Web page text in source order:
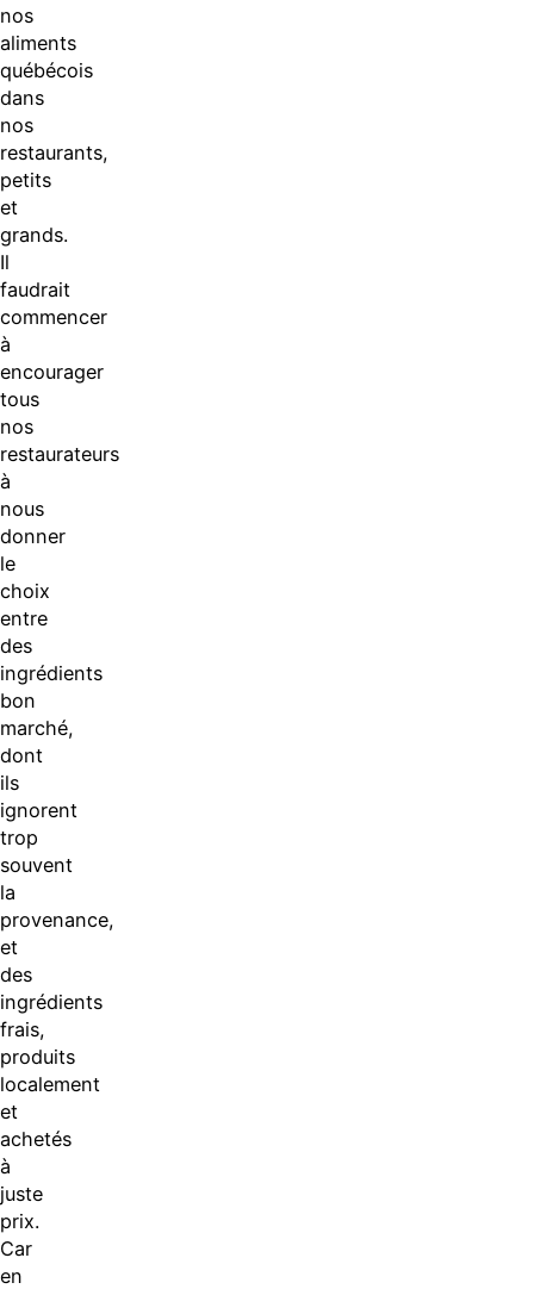
nos
aliments
québécois
dans
nos
restaurants,
petits
et
grands.
Il
faudrait
commencer
à
encourager
tous
nos
restaurateurs
à
nous
donner
le
choix
entre
des
ingrédients
bon
marché,
dont
ils
ignorent
trop
souvent
la
provenance,
et
des
ingrédients
frais,
produits
localement
et
achetés
à
juste
prix.
Car
en